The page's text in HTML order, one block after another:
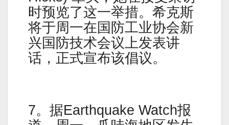
时预览了这一举措。希克斯
将于周一在国防工业协会新
兴国防技术会议上发表讲
话，正式宣布该倡议。
7。据Earthquake Watch报